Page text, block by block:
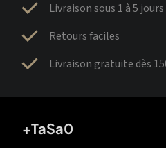
Livraison sous 1 à 5
Retours faciles
Livraison gratuite dès
+TaSa0